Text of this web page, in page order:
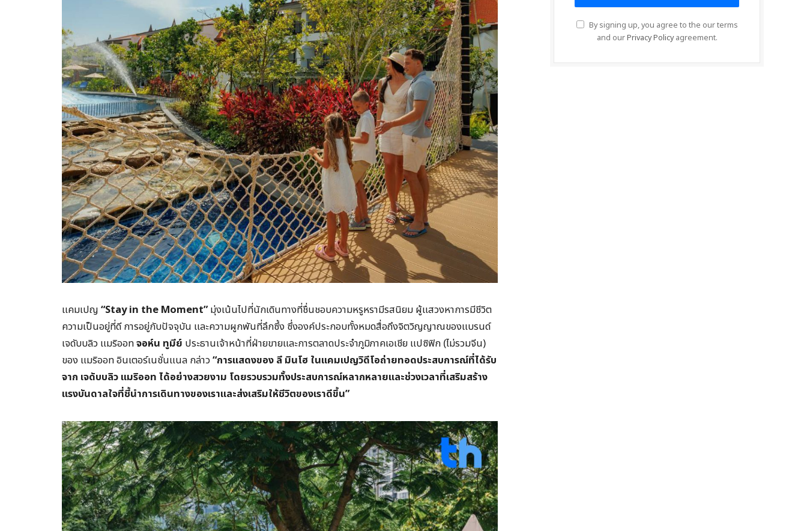
แคมเปญ “Stay in the Moment” มุ่งเน้นไปที่นักเดินทางที่ชื่นชอบความหรูหรามีรสนิยม ผู้แสวงหาการมีชีวิต
ความเป็นอยู่ที่ดี การอยู่กับปัจจุบัน และความผูกพันที่ลึกซึ้ง ซึ่งองค์ประกอบทั้งหมดสื่อถึงจิตวิญญาณของแบรนด์
เจดับบลิว แมริออทจอห์น ทูมีย์ ประธานเจ้าหน้าที่ฝ่ายขายและการตลาดประจำภูมิภาคเอเชีย แปซิฟิก (ไม่รวมจีน)
ของ แมริออท อินเตอร์เนชั่นแนล กล่าว“การแสดงของ ลี มินโฮ ในแคมเปญวิดีโอถ่ายทอดประสบการณ์ที่ได้รับ
จาก เจดับบลิว แมริออท ได้อย่างสวยงาม โดยรวบรวมทั้งประสบการณ์หลากหลายและช่วงเวลาที่เสริมสร้าง
แรงบันดาลใจที่ชี้นำการเดินทางของเราและส่งเสริมให้ชีวิตของเราดีขึ้น”
By signing up, you agree to the our terms
and ourPrivacy Policyagreement.